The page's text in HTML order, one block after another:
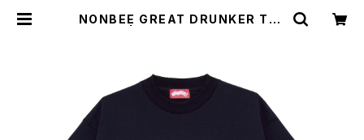
NONBEE GREAT DRUNKER TEE